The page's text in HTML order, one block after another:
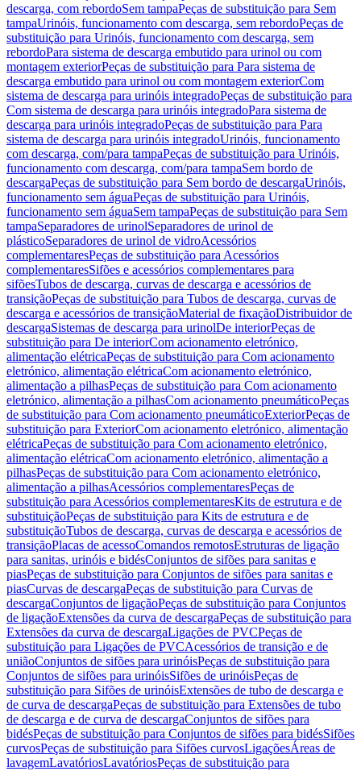
descarga, com rebordoSem tampaPeças de substituição para Sem
tampaUrinóis, funcionamento com descarga, sem rebordoPeças de
substituição para Urinóis, funcionamento com descarga, sem
rebordoPara sistema de descarga embutido para urinol ou com
montagem exteriorPeças de substituição para Para sistema de
descarga embutido para urinol ou com montagem exteriorCom
sistema de descarga para urinóis integradoPeças de substituição para
Com sistema de descarga para urinóis integradoPara sistema de
descarga para urinóis integradoPeças de substituição para Para
sistema de descarga para urinóis integradoUrinóis, funcionamento
com descarga, com/para tampaPeças de substituição para Urinóis,
funcionamento com descarga, com/para tampaSem bordo de
descargaPeças de substituição para Sem bordo de descargaUrinóis,
funcionamento sem águaPeças de substituição para Urinóis,
funcionamento sem águaSem tampaPeças de substituição para Sem
tampaSeparadores de urinolSeparadores de urinol de
plásticoSeparadores de urinol de vidroAcessórios
complementaresPeças de substituição para Acessórios
complementaresSifões e acessórios complementares para
sifõesTubos de descarga, curvas de descarga e acessórios de
transiçãoPeças de substituição para Tubos de descarga, curvas de
descarga e acessórios de transiçãoMaterial de fixaçãoDistribuidor de
descargaSistemas de descarga para urinolDe interiorPeças de
substituição para De interiorCom acionamento eletrónico,
alimentação elétricaPeças de substituição para Com acionamento
eletrónico, alimentação elétricaCom acionamento eletrónico,
alimentação a pilhasPeças de substituição para Com acionamento
eletrónico, alimentação a pilhasCom acionamento pneumáticoPeças
de substituição para Com acionamento pneumáticoExteriorPeças de
substituição para ExteriorCom acionamento eletrónico, alimentação
elétricaPeças de substituição para Com acionamento eletrónico,
alimentação elétricaCom acionamento eletrónico, alimentação a
pilhasPeças de substituição para Com acionamento eletrónico,
alimentação a pilhasAcessórios complementaresPeças de
substituição para Acessórios complementaresKits de estrutura e de
substituiçãoPeças de substituição para Kits de estrutura e de
substituiçãoTubos de descarga, curvas de descarga e acessórios de
transiçãoPlacas de acessoComandos remotosEstruturas de ligação
para sanitas, urinóis e bidésConjuntos de sifões para sanitas e
piasPeças de substituição para Conjuntos de sifões para sanitas e
piasCurvas de descargaPeças de substituição para Curvas de
descargaConjuntos de ligaçãoPeças de substituição para Conjuntos
de ligaçãoExtensões da curva de descargaPeças de substituição para
Extensões da curva de descargaLigações de PVCPeças de
substituição para Ligações de PVCAcessórios de transição e de
uniãoConjuntos de sifões para urinóisPeças de substituição para
Conjuntos de sifões para urinóisSifões de urinóisPeças de
substituição para Sifões de urinóisExtensões de tubo de descarga e
de curva de descargaPeças de substituição para Extensões de tubo
de descarga e de curva de descargaConjuntos de sifões para
bidésPeças de substituição para Conjuntos de sifões para bidésSifões
curvosPeças de substituição para Sifões curvosLigaçõesÁreas de
lavagemLavatóriosLavatóriosPeças de substituição para